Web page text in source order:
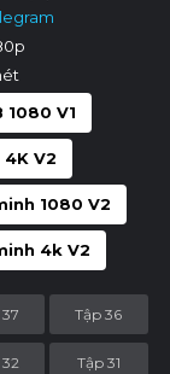
1080 V1
4K V2
1080 V2
4k V2
Tập 36
Tập 31